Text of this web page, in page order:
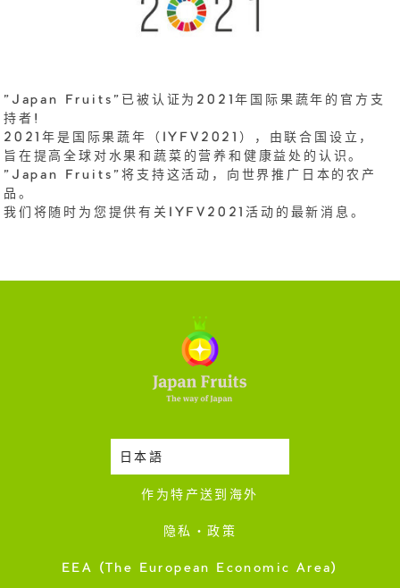
"Japan Fruits"已被认证为2021年国际果蔬年的官方支
持者!
2021年是国际果蔬年（IYFV2021），由联合国设立，
旨在提高全球对水果和蔬菜的营养和健康益处的认识。
"Japan Fruits"将支持这活动，向世界推广日本的农产
品。
我们将随时为您提供有关IYFV2021活动的最新消息。
日本語时令蔬果收成表
作为特产送到海外
隐私・政策
EEA (The European Economic Area)